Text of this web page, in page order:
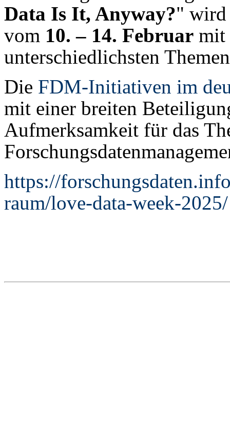
Data Is It, Anyway?" wird
vom 10. – 14. Februar mit
unterschiedlichsten
Die FDM-Initiativen im
mit einer breiten
Aufmerksamkeit für das
https://
raum/love-data-week-2025/